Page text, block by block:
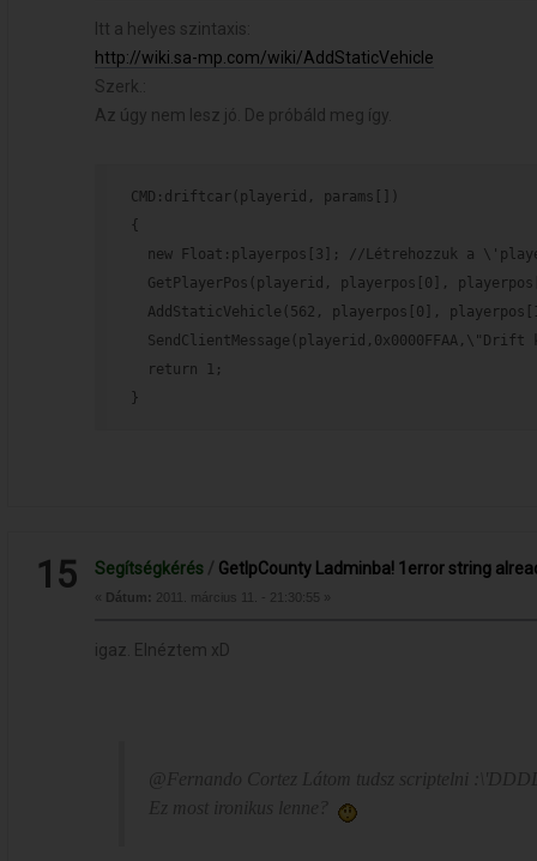
Itt a helyes szintaxis:
http://wiki.sa-mp.com/wiki/AddStaticVehicle
Szerk.:
Az úgy nem lesz jó. De próbáld meg így.
CMD:driftcar(playerid, params[])
{
new Float:playerpos[3]; //Létrehozzuk a
GetPlayerPos(playerid, playerpos[0],
AddStaticVehicle(562, playerpos[0],
return 1;
}
15 Segítségkérés / GetIpCounty Ladminba! 1error string
« Dátum: 2011. március 11. - 21:30:55 »
igaz. Elnéztem xD
@Fernando Cortez Látom tudsz scriptelni
Ez most ironikus lenne?